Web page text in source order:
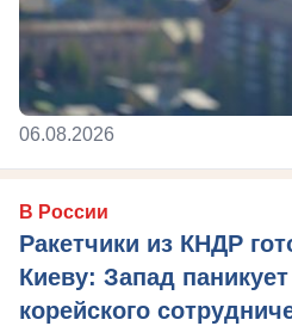
06.08.2026
В России
Ракетчики из КНДР
Киеву: Запад
корейского